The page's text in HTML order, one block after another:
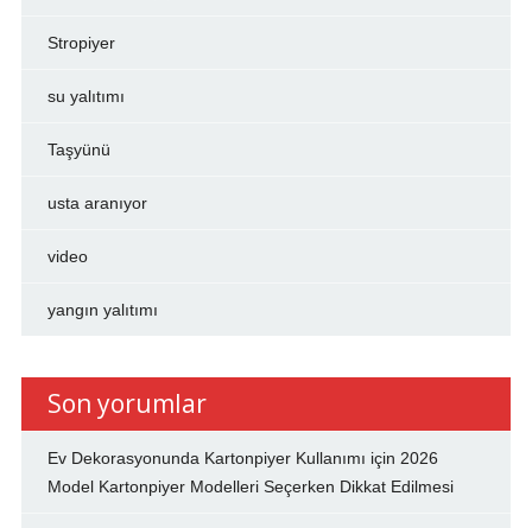
Stropiyer
su yalıtımı
Taşyünü
usta aranıyor
video
yangın yalıtımı
Son yorumlar
Ev Dekorasyonunda Kartonpiyer Kullanımı için 2026
Model Kartonpiyer Modelleri Seçerken Dikkat Edilmesi